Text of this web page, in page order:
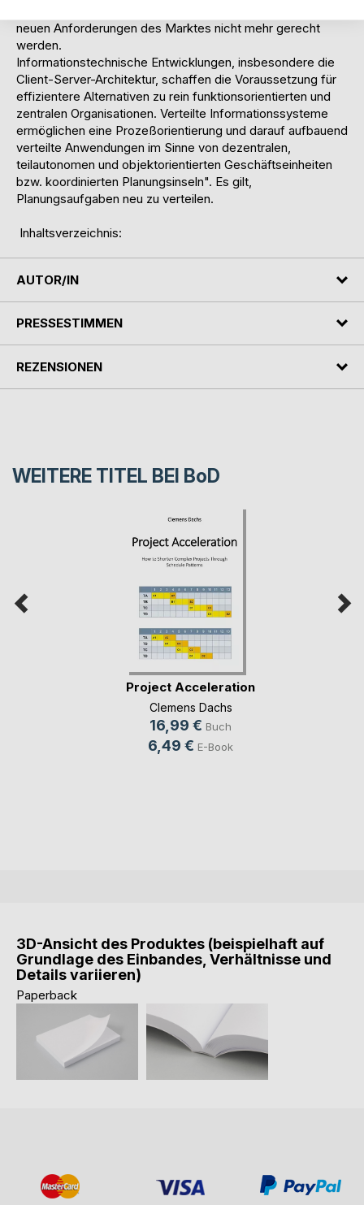
neuen Anforderungen des Marktes nicht mehr gerecht
werden.
Informationstechnische Entwicklungen, insbesondere die
Client-Server-Architektur, schaffen die Voraussetzung für
effizientere Alternativen zu rein funktionsorientierten und
zentralen Organisationen. Verteilte Informationssysteme
ermöglichen eine Prozeßorientierung und darauf aufbauend
verteilte Anwendungen im Sinne von dezentralen,
teilautonomen und objektorientierten Geschäftseinheiten
bzw. koordinierten Planungsinseln". Es gilt,
Planungsaufgaben neu zu verteilen.
Inhaltsverzeichnis:
AUTOR/IN
PRESSESTIMMEN
REZENSIONEN
WEITERE TITEL BEI BoD
Project Acceleration
Clemens Dachs
16,99 € Buch
6,49 € E-Book
3D-Ansicht des Produktes (beispielhaft auf
Grundlage des Einbandes, Verhältnisse und
Details variieren)
Paperback